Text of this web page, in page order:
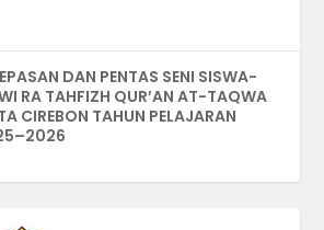
DAN PENTAS SENI SISWA-
RA TAHFIZH QUR’AN AT-TAQWA
CIREBON TAHUN PELAJARAN